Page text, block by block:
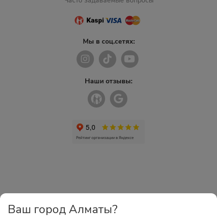
Мы в соц.сетях:
Наши отзывы:
Ваш город Алматы?